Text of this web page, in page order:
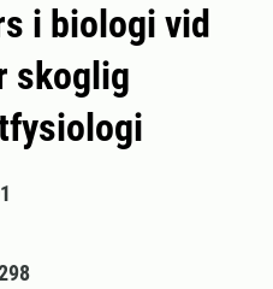
i biologi vid
skoglig